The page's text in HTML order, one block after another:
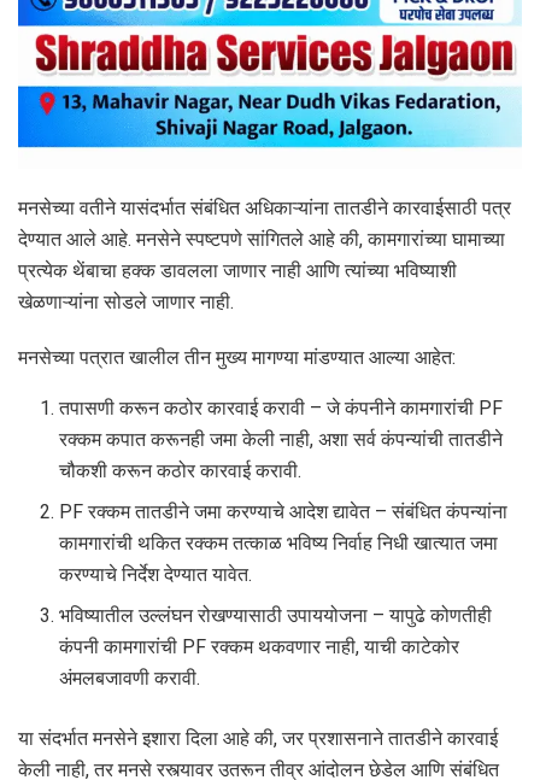
मनसेच्या वतीने यासंदर्भात संबंधित अधिकाऱ्यांना तातडीने कारवाईसाठी पत्र
देण्यात आले आहे. मनसेने स्पष्टपणे सांगितले आहे की, कामगारांच्या घामाच्या
प्रत्येक थेंबाचा हक्क डावलला जाणार नाही आणि त्यांच्या भविष्याशी
खेळणाऱ्यांना सोडले जाणार नाही.
मनसेच्या पत्रात खालील तीन मुख्य मागण्या मांडण्यात आल्या आहेत:
तपासणी करून कठोर कारवाई करावी – जे कंपनीने कामगारांची PF
रक्कम कपात करूनही जमा केली नाही, अशा सर्व कंपन्यांची तातडीने
चौकशी करून कठोर कारवाई करावी.
PF रक्कम तातडीने जमा करण्याचे आदेश द्यावेत – संबंधित कंपन्यांना
कामगारांची थकित रक्कम तत्काळ भविष्य निर्वाह निधी खात्यात जमा
करण्याचे निर्देश देण्यात यावेत.
भविष्यातील उल्लंघन रोखण्यासाठी उपाययोजना – यापुढे कोणतीही
कंपनी कामगारांची PF रक्कम थकवणार नाही, याची काटेकोर
अंमलबजावणी करावी.
या संदर्भात मनसेने इशारा दिला आहे की, जर प्रशासनाने तातडीने कारवाई
केली नाही, तर मनसे रस्त्यावर उतरून तीव्र आंदोलन छेडेल आणि संबंधित